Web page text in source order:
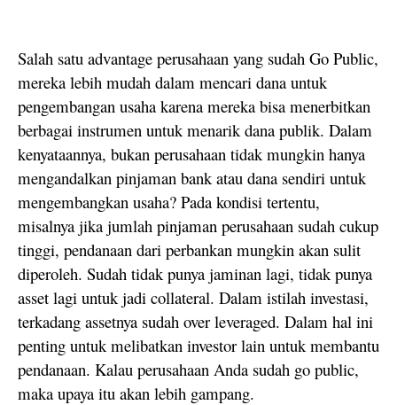
Salah satu advantage perusahaan yang sudah Go Public,
mereka lebih mudah dalam mencari dana untuk
pengembangan usaha karena mereka bisa menerbitkan
berbagai instrumen untuk menarik dana publik. Dalam
kenyataannya, bukan perusahaan tidak mungkin hanya
mengandalkan pinjaman bank atau dana sendiri untuk
mengembangkan usaha? Pada kondisi tertentu,
misalnya jika jumlah pinjaman perusahaan sudah cukup
tinggi, pendanaan dari perbankan mungkin akan sulit
diperoleh. Sudah tidak punya jaminan lagi, tidak punya
asset lagi untuk jadi collateral. Dalam istilah investasi,
terkadang assetnya sudah over leveraged. Dalam hal ini
penting untuk melibatkan investor lain untuk membantu
pendanaan. Kalau perusahaan Anda sudah go public,
maka upaya itu akan lebih gampang.